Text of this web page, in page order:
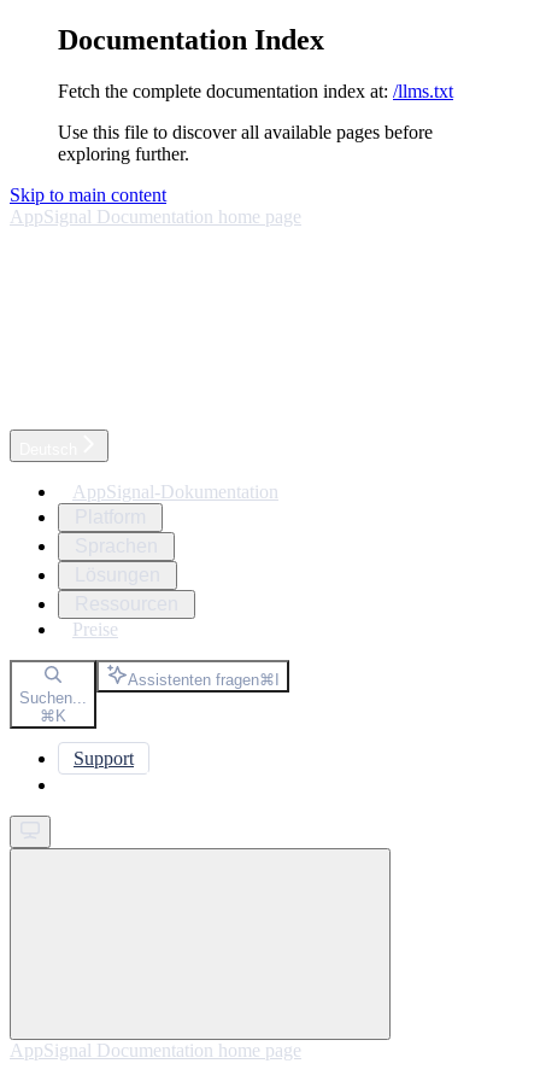
Documentation Index
Fetch the complete documentation index at: /llms.txt
Use this file to discover all available pages before
exploring further.
Skip to main content
AppSignal Documentation home page
AppSignal-Dokumentation
Preise
Suchen...
⌘K
Assistenten fragen⌘I
Support
AppSignal Documentation home page